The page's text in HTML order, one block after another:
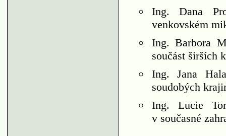
Ing. Dana
venkovském
Ing. Barbora
součást širších
Ing. Jana
soudobých
Ing. Lucie
v současné